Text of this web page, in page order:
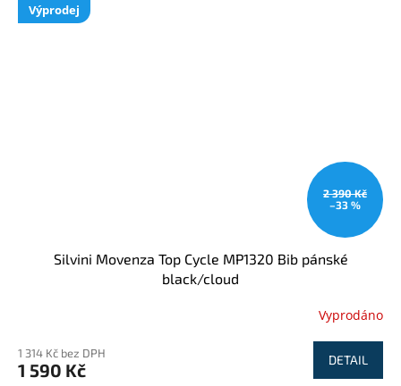
Výprodej
2 390 Kč
–33 %
Silvini Movenza Top Cycle MP1320 Bib pánské
black/cloud
Vyprodáno
1 314 Kč bez DPH
1 590 Kč DETAIL